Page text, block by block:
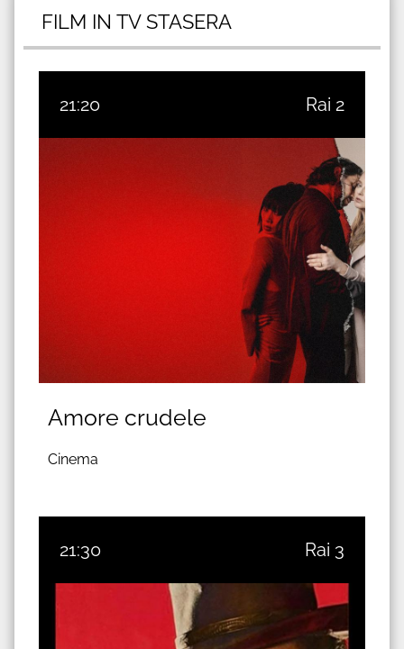
FILM IN TV STASERA
21:20 Rai 2
Amore crudele
Cinema
21:30 Rai 3